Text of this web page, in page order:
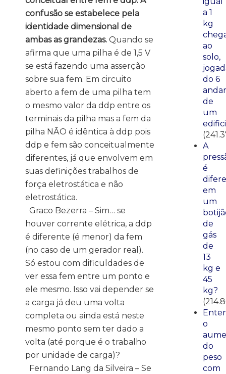
confusão se estabelece pela
identidade dimensional de
ambas as grandezas. Quando se
afirma que uma pilha é de 1,5 V
se está fazendo uma asserção
sobre sua fem. Em circuito
aberto a fem de uma pilha tem
o mesmo valor da ddp entre os
terminais da pilha mas a fem da
pilha NÃO é idêntica à ddp pois
ddp e fem são conceitualmente
diferentes, já que envolvem em
suas definições trabalhos de
força eletrostática e não
eletrostática.
Graco Bezerra – Sim… se
houver corrente elétrica, a ddp
é diferente (é menor) da fem
(no caso de um gerador real).
Só estou com dificuldades de
ver essa fem entre um ponto e
ele mesmo. Isso vai depender se
a carga já deu uma volta
completa ou ainda está neste
mesmo ponto sem ter dado a
volta (até porque é o trabalho
por unidade de carga)?
Fernando Lang da Silveira – Se
a 1
kg
ao
solo,
do 6
andar
de
um
A
é
em
um
de
gás
de
13
kg e
45
kg?
o
do
peso
com